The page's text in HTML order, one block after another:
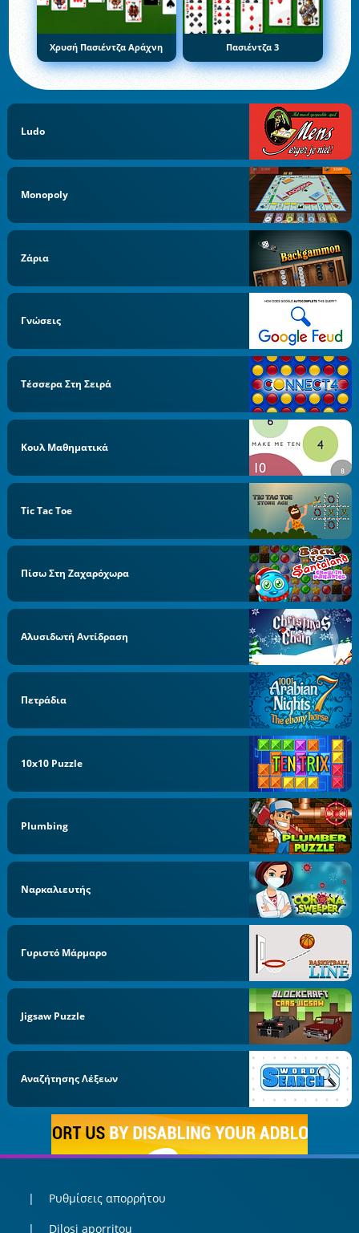
Χρυσή Πασιέντζα Αράχνη Πασιέντζα 3
Ludo
Monopoly
Ζάρια
Γνώσεις
Τέσσερα Στη Σειρά
Κουλ Μαθηματικά
Tic Tac Toe
Πίσω Στη Ζαχαρόχωρα
Αλυσιδωτή Αντίδραση
Πετράδια
10x10 Puzzle
Plumbing
Ναρκαλιευτής
Γυριστό Μάρμαρο
Jigsaw Puzzle
Αναζήτησης Λέξεων
Ρυθμίσεις απορρήτου
Dilosi aporritou